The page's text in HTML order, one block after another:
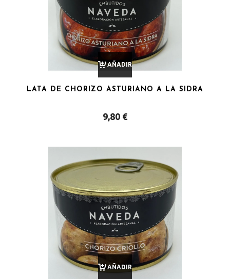
AÑADIR
AL
CARRITO
LATA DE CHORIZO ASTURIANO A LA SIDRA
9,80 €
AÑADIR